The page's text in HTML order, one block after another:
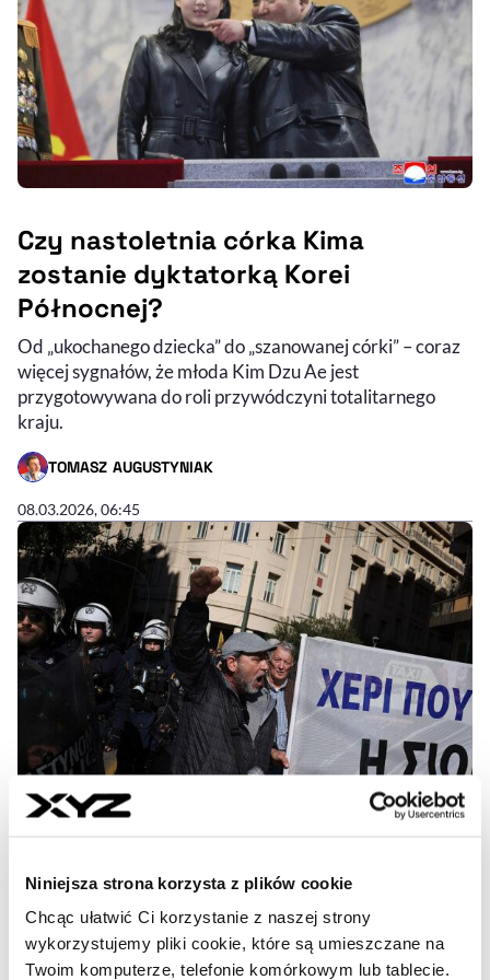
Niniejsza strona korzysta z plików cookie
Chcąc ułatwić Ci korzystanie z naszej strony
wykorzystujemy pliki cookie, które są umieszczane na
Twoim komputerze, telefonie komórkowym lub tablecie.
Czy nastoletnia córka Kima
zostanie dyktatorką Korei
Północnej?
Od „ukochanego dziecka” do „szanowanej córki” – coraz
więcej sygnałów, że młoda Kim Dzu Ae jest
przygotowywana do roli przywódczyni totalitarnego
kraju.
TOMASZ AUGUSTYNIAK
- AUTOR ARTYKUŁU - PROFIL
08.03.2026, 06:45
Co piąty Europejczyk dopuszcza
możliwość dyktatury
Jedna piąta obywateli w Europie uważa, że w pewnych
sytuacjach dyktatura może być lepsza od demokracji,